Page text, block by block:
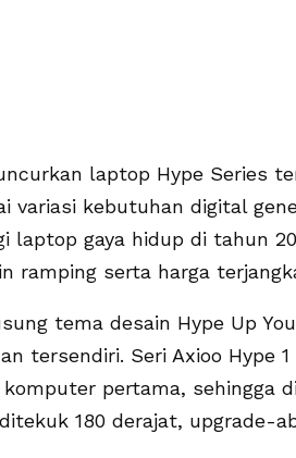
laptop Hype Series
variasi kebutuhan digital
laptop gaya hidup di tahun
ramping serta harga
tema desain Hype Up
tersendiri. Seri Axioo Hype
pertama, sehingga
180 derajat,